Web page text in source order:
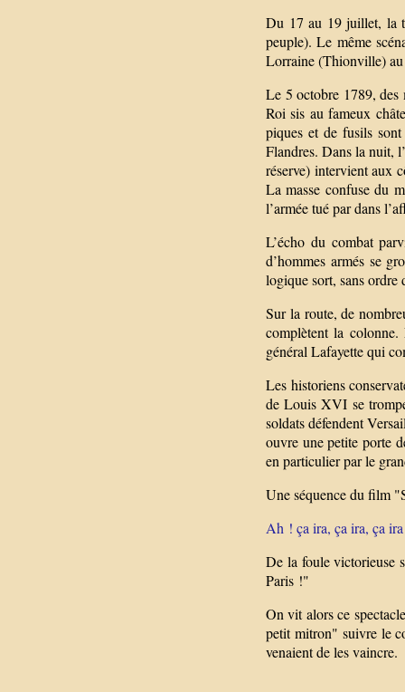
Du 17 au 19 juillet, la
peuple). Le même
Lorraine (Thionville)
Le 5 octobre 1789, des
Roi sis au fameux
piques et de fusils
Flandres. Dans la nuit,
réserve) intervient aux
La masse confuse du
l’armée tué par dans
L’écho du combat
d’hommes armés se
logique sort, sans
Sur la route, de
complètent la
général Lafayette qui
Les historiens
de Louis XVI se
soldats défendent
ouvre une petite porte
en particulier par le
Une séquence du film
Ah ! ça ira, ça ira, ça
De la foule victorieuse
Paris !"
On vit alors ce
petit mitron" suivre le
venaient de les vaincre.